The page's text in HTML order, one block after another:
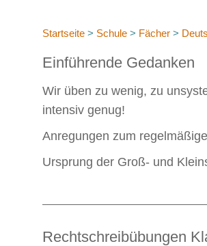
Startseite > Schule > Fächer >
Einführende Gedanken
Wir üben zu wenig, zu
intensiv genug!
Anregungen zum
Ursprung der Groß- und
Rechtschreibübungen